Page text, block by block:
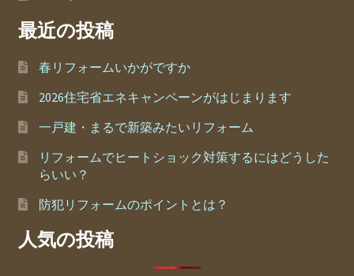
最近の投稿
春リフォームいかがですか
2026住宅省エネキャンペーンがはじまります
一戸建・まるで新築みたいリフォーム
リフォームでヒートショック対策するにはどうした
らいい？
防犯リフォームのポイントとは？
人気の投稿